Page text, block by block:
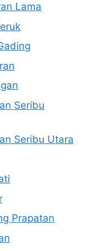
Lama
Seribu
Seribu Utara
Prapatan